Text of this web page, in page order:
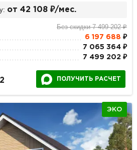
от 42 108 ₽/мес.
Без скидки 7 499 202 ₽
6 197 688 ₽
7 065 364 ₽
7 499 202 ₽
2 ПОЛУЧИТЬ РАСЧЕТ
ЭКО